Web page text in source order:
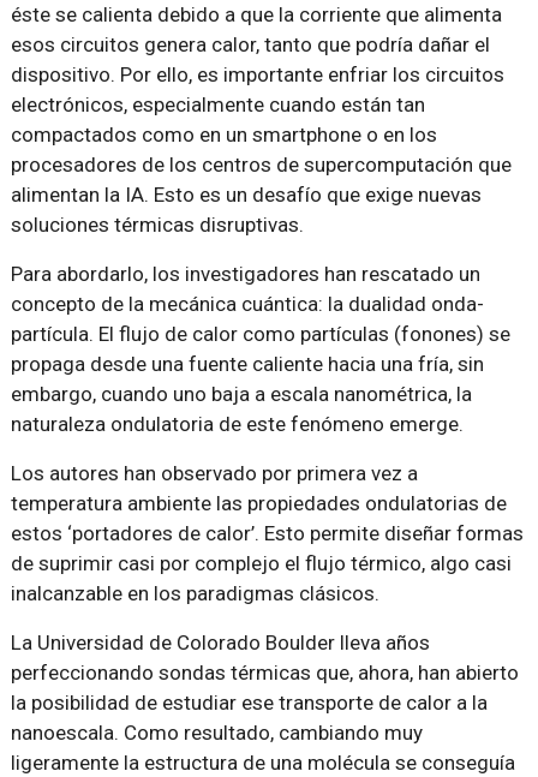
éste se calienta debido a que la corriente que alimenta
esos circuitos genera calor, tanto que podría dañar el
dispositivo. Por ello, es importante enfriar los circuitos
electrónicos, especialmente cuando están tan
compactados como en un smartphone o en los
procesadores de los centros de supercomputación que
alimentan la IA. Esto es un desafío que exige nuevas
soluciones térmicas disruptivas.
Para abordarlo, los investigadores han rescatado un
concepto de la mecánica cuántica: la dualidad onda-
partícula. El flujo de calor como partículas (fonones) se
propaga desde una fuente caliente hacia una fría, sin
embargo, cuando uno baja a escala nanométrica, la
naturaleza ondulatoria de este fenómeno emerge.
Los autores han observado por primera vez a
temperatura ambiente las propiedades ondulatorias de
estos ‘portadores de calor’. Esto permite diseñar formas
de suprimir casi por complejo el flujo térmico, algo casi
inalcanzable en los paradigmas clásicos.
La Universidad de Colorado Boulder lleva años
perfeccionando sondas térmicas que, ahora, han abierto
la posibilidad de estudiar ese transporte de calor a la
nanoescala. Como resultado, cambiando muy
ligeramente la estructura de una molécula se conseguía